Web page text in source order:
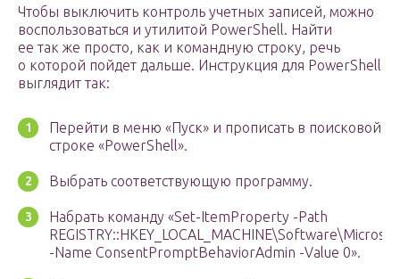
Чтобы выключить контроль учетных записей, можно
воспользоваться и утилитой PowerShell. Найти
ее так же просто, как и командную строку, речь
о которой пойдет дальше. Инструкция для PowerShell
выглядит так:
Перейти в меню «Пуск» и прописать в поисковой
строке «PowerShell».
Выбрать соответствующую программу.
Набрать команду «Set-ItemProperty -Path
-Name ConsentPromptBehaviorAdmin -Value 0».